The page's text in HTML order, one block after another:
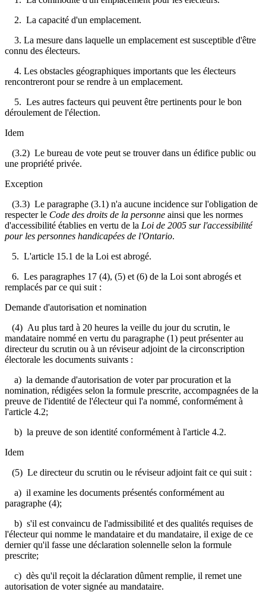
2. La capacité d'un emplacement.
3. La mesure dans laquelle un emplacement est susceptible d'être
connu des électeurs.
4. Les obstacles géographiques importants que les électeurs
rencontreront pour se rendre à un emplacement.
5. Les autres facteurs qui peuvent être pertinents pour le bon
déroulement de l'élection.
Idem
(3.2) Le bureau de vote peut se trouver dans un édifice public ou
une propriété privée.
Exception
(3.3) Le paragraphe (3.1) n'a aucune incidence sur l'obligation de
respecter le Code des droits de la personne ainsi que les normes
d'accessibilité établies en vertu de la Loi de 2005 sur l'accessibilité
pour les personnes handicapées de l'Ontario.
5. L'article 15.1 de la Loi est abrogé.
6. Les paragraphes 17 (4), (5) et (6) de la Loi sont abrogés et
remplacés par ce qui suit :
Demande d'autorisation et nomination
(4) Au plus tard à 20 heures la veille du jour du scrutin, le
mandataire nommé en vertu du paragraphe (1) peut présenter au
directeur du scrutin ou à un réviseur adjoint de la circonscription
électorale les documents suivants :
a) la demande d'autorisation de voter par procuration et la
nomination, rédigées selon la formule prescrite, accompagnées de la
preuve de l'identité de l'électeur qui l'a nommé, conformément à
l'article 4.2;
b) la preuve de son identité conformément à l'article 4.2.
Idem
(5) Le directeur du scrutin ou le réviseur adjoint fait ce qui suit :
a) il examine les documents présentés conformément au
paragraphe (4);
b) s'il est convaincu de l'admissibilité et des qualités requises de
l'électeur qui nomme le mandataire et du mandataire, il exige de ce
dernier qu'il fasse une déclaration solennelle selon la formule
prescrite;
c) dès qu'il reçoit la déclaration dûment remplie, il remet une
autorisation de voter signée au mandataire.